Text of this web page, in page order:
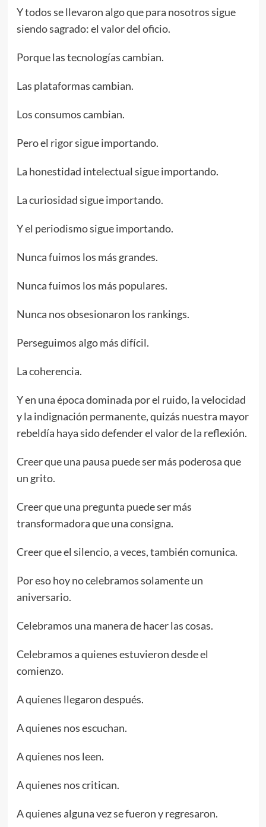
Y todos se llevaron algo que para nosotros sigue
siendo sagrado: el valor del oficio.
Porque las tecnologías cambian.
Las plataformas cambian.
Los consumos cambian.
Pero el rigor sigue importando.
La honestidad intelectual sigue importando.
La curiosidad sigue importando.
Y el periodismo sigue importando.
Nunca fuimos los más grandes.
Nunca fuimos los más populares.
Nunca nos obsesionaron los rankings.
Perseguimos algo más difícil.
La coherencia.
Y en una época dominada por el ruido, la velocidad
y la indignación permanente, quizás nuestra mayor
rebeldía haya sido defender el valor de la reflexión.
Creer que una pausa puede ser más poderosa que
un grito.
Creer que una pregunta puede ser más
transformadora que una consigna.
Creer que el silencio, a veces, también comunica.
Por eso hoy no celebramos solamente un
aniversario.
Celebramos una manera de hacer las cosas.
Celebramos a quienes estuvieron desde el
comienzo.
A quienes llegaron después.
A quienes nos escuchan.
A quienes nos leen.
A quienes nos critican.
A quienes alguna vez se fueron y regresaron.